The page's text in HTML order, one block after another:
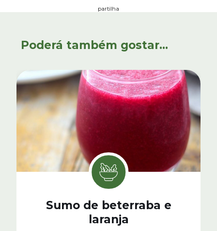
partilha
Poderá também gostar...
Sumo de beterraba e
laranja